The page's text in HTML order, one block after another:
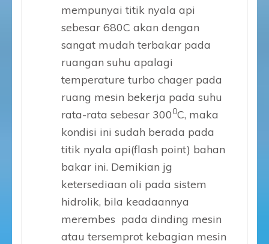
mempunyai titik nyala api
sebesar 680C akan dengan
sangat mudah terbakar pada
ruangan suhu apalagi
temperature turbo chager pada
ruang mesin bekerja pada suhu
rata-rata sebesar 3000C, maka
kondisi ini sudah berada pada
titik nyala api(flash point) bahan
bakar ini. Demikian jg
ketersediaan oli pada sistem
hidrolik, bila keadaannya
merembes pada dinding mesin
atau tersemprot kebagian mesin